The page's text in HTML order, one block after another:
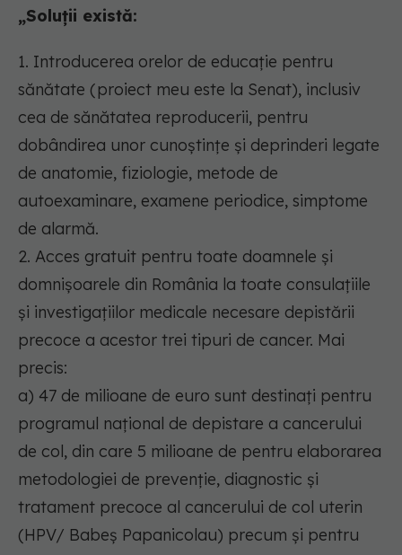
„Soluții există:
1. Introducerea orelor de educaţie pentru
sănătate (proiect meu este la Senat), inclusiv
cea de sănătatea reproducerii, pentru
dobândirea unor cunoştinţe şi deprinderi legate
de anatomie, fiziologie, metode de
autoexaminare, examene periodice, simptome
de alarmă.
2. Acces gratuit pentru toate doamnele şi
domnişoarele din România la toate consulaţiile
şi investigațiilor medicale necesare depistării
precoce a acestor trei tipuri de cancer. Mai
precis:
a) 47 de milioane de euro sunt destinați pentru
programul naţional de depistare a cancerului
de col, din care 5 milioane de pentru elaborarea
metodologiei de prevenţie, diagnostic şi
tratament precoce al cancerului de col uterin
(HPV/ Babeş Papanicolau) precum şi pentru